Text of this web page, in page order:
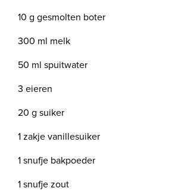
10 g gesmolten boter
300 ml melk
50 ml spuitwater
3 eieren
20 g suiker
1 zakje vanillesuiker
1 snufje bakpoeder
1 snufje zout